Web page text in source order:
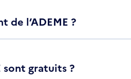
de l’ADEME ?
sont gratuits ?